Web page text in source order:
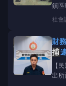
鎮區
巡
不
棄車
獲。
社會
財
捕
【
出